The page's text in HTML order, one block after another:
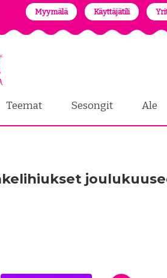
Myymälä Käyttäjätili
Teemat Sesongit Ale